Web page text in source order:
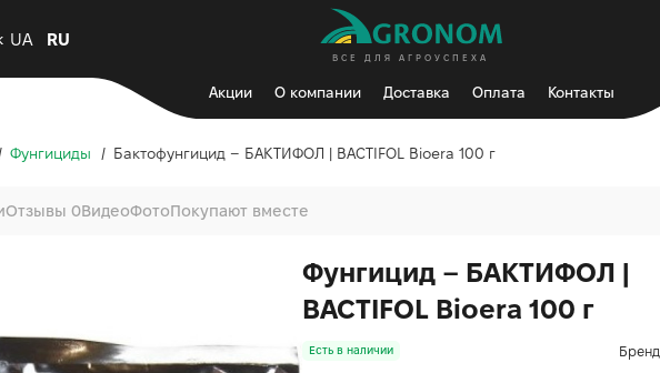
UA RU
ВСЕ ДЛЯ АГРОУСПЕХА
Акции О компании Доставка Оплата Контакты
Фунгициды Бактофунгицид – БАКТИФОЛ | BACTIFOL Bioera 100 г
Отзывы 0ВидеоФотоПокупают вместе
Фунгицид – БАКТИФОЛ |
BACTIFOL Bioera 100 г
Есть в наличии